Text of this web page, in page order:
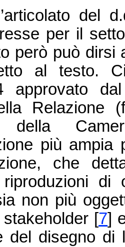
del
per il
però può dirsi
al testo.
approvato
Relazione
della
più ampia
che
di
non più
[7]
del disegno